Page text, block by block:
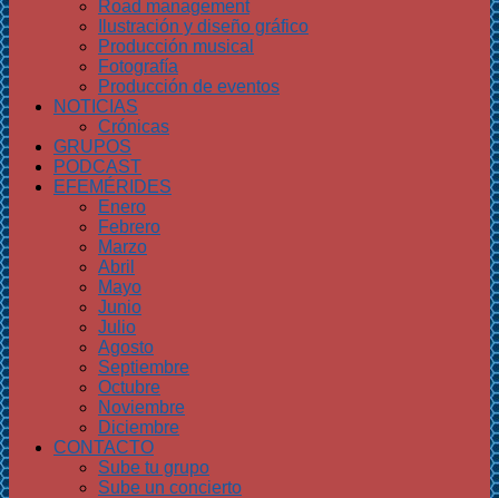
Road management
Ilustración y diseño gráfico
Producción musical
Fotografía
Producción de eventos
NOTICIAS
Crónicas
GRUPOS
PODCAST
EFEMÉRIDES
Enero
Febrero
Marzo
Abril
Mayo
Junio
Julio
Agosto
Septiembre
Octubre
Noviembre
Diciembre
CONTACTO
Sube tu grupo
Sube un concierto